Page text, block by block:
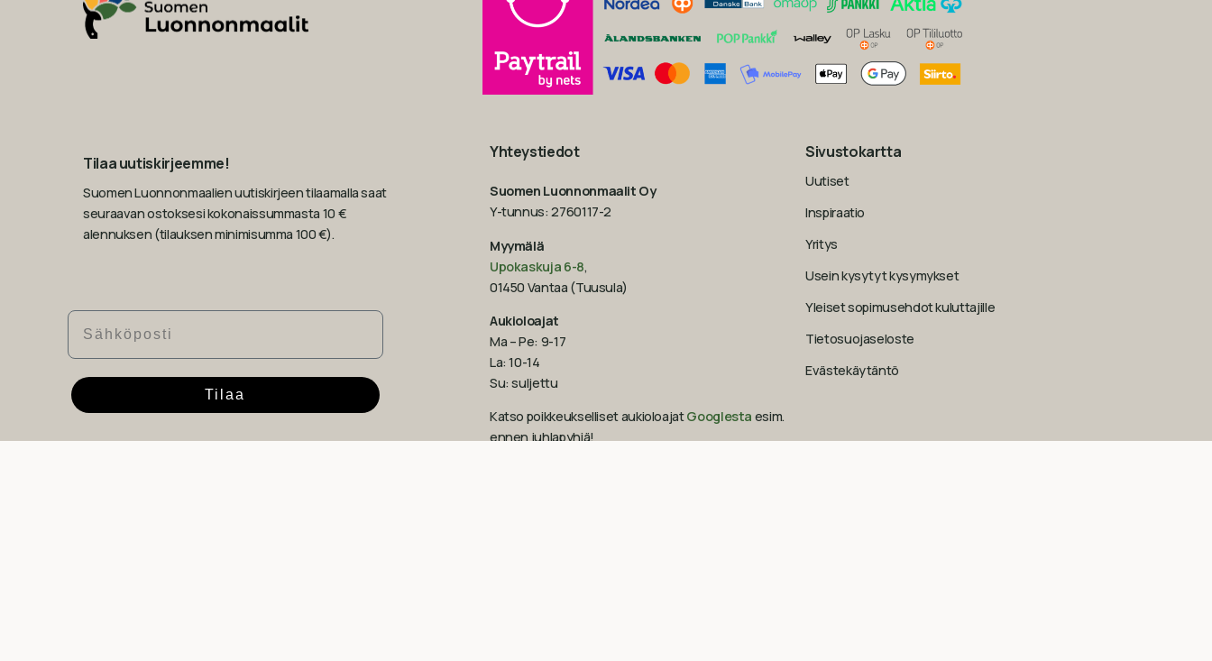
Tilaa uutiskirjeemme!
Suomen Luonnonmaalien uutiskirjeen tilaamalla saat
seuraavan ostoksesi kokonaissummasta 10 €
alennuksen (tilauksen minimisumma 100 €).
Sähköposti
Tilaa
Yhteystiedot
Suomen Luonnonmaalit Oy
Y-tunnus: 2760117-2
Myymälä
Upokaskuja 6-8,
01450 Vantaa (Tuusula)
Aukioloajat
Ma – Pe: 9-17
La: 10-14
Su: suljettu
Katso poikkeukselliset aukioloajatGooglesta esim.
ennen juhlapyhiä!‍
Sivustokartta
Uutiset
Inspiraatio
Yritys
Usein kysytyt kysymykset
Yleiset sopimusehdot kuluttajille
Tietosuojaseloste
Evästekäytäntö